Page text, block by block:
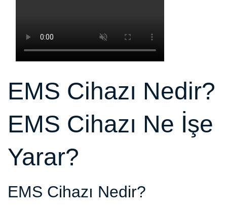
EMS Cihazı Nedir?
EMS Cihazı Ne İşe
Yarar?
EMS Cihazı Nedir?